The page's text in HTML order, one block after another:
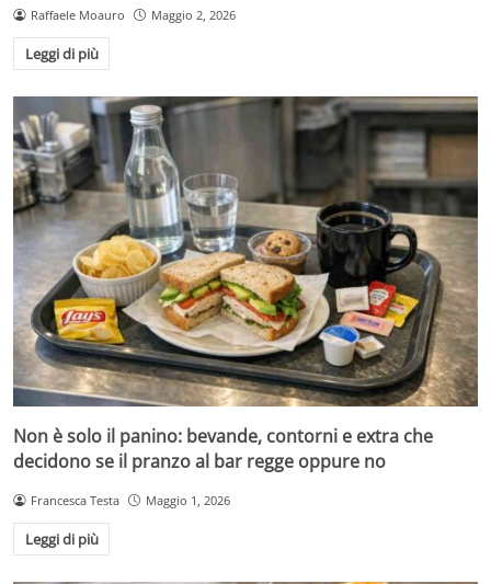
Raffaele Moauro Maggio 2, 2026
Leggi di più
Non è solo il panino: bevande, contorni e extra che
decidono se il pranzo al bar regge oppure no
Francesca Testa Maggio 1, 2026
Leggi di più